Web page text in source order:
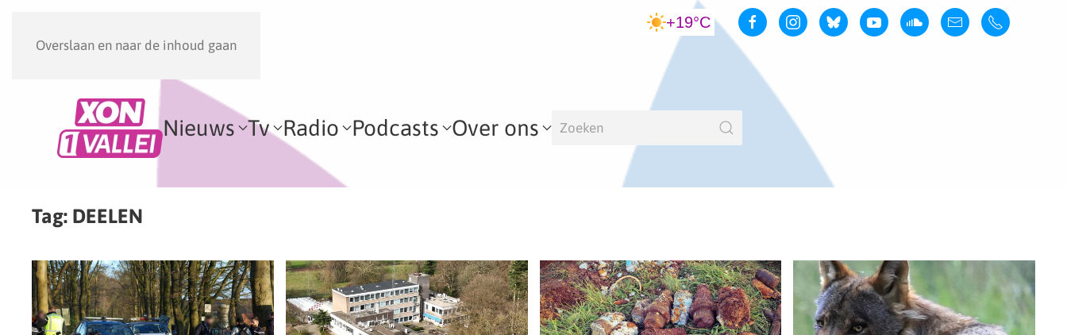
Overslaan en naar de inhoud gaan
+19°C
Nieuws Tv Radio Podcasts Over ons
Tag: DEELEN